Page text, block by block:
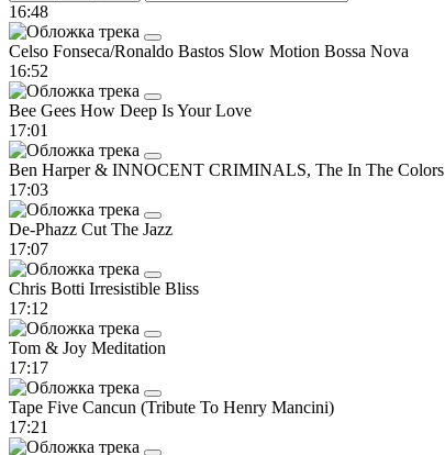
16:48
Celso Fonseca/Ronaldo Bastos Slow Motion Bossa Nova
16:52
Bee Gees How Deep Is Your Love
17:01
Ben Harper & INNOCENT CRIMINALS, The In The Colors
17:03
De-Phazz Cut The Jazz
17:07
Chris Botti Irresistible Bliss
17:12
Tom & Joy Meditation
17:17
Tape Five Cancun (Tribute To Henry Mancini)
17:21